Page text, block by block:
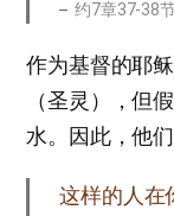
约7章37-38
作为基督的耶
（圣灵），但
水。因此，他
这样的人在